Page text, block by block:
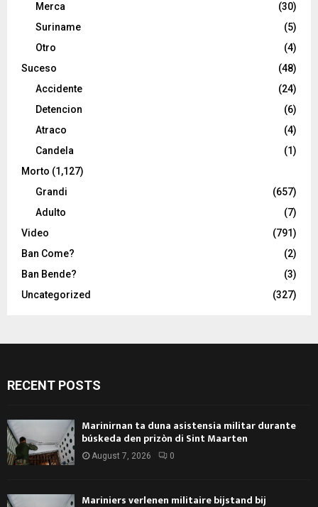
Merca
(30)
Suriname
(5)
Otro
(4)
Suceso
(48)
Accidente
(24)
Detencion
(6)
Atraco
(4)
Candela
(1)
Morto (1,127)
Grandi
(657)
Adulto
(7)
Video
(791)
Ban Come?
(2)
Ban Bende?
(3)
Uncategorized
(327)
RECENT POSTS
Marinirnan ta duna asistensia militar durante
búskeda den prizòn di Sint Maarten
August 7, 2026 0
Mariniers verlenen militaire bijstand bij